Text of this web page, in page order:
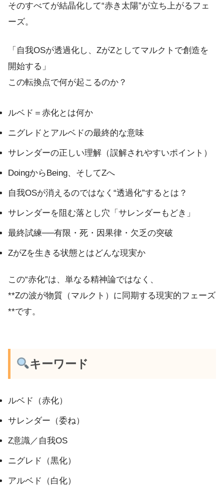
そのすべてが結晶化して“赤き太陽”が立ち上がるフェ
ーズ。
「自我OSが透過化し、ZがZとしてマルクトで創造を
開始する」
この転換点で何が起こるのか？
ルベド＝赤化とは何か
ニグレドとアルベドの最終的な意味
サレンダーの正しい理解（誤解されやすいポイント）
DoingからBeing、そしてZへ
自我OSが消えるのではなく“透過化”するとは？
サレンダーを阻む落とし穴「サレンダーもどき」
最終試練──有限・死・因果律・欠乏の突破
ZがZを生きる状態とはどんな現実か
この“赤化”は、単なる精神論ではなく、
**Zの波が物質（マルクト）に同期する現実的フェーズ
**です。
キーワード
ルベド（赤化）
サレンダー（委ね）
Z意識／自我OS
ニグレド（黒化）
アルベド（白化）